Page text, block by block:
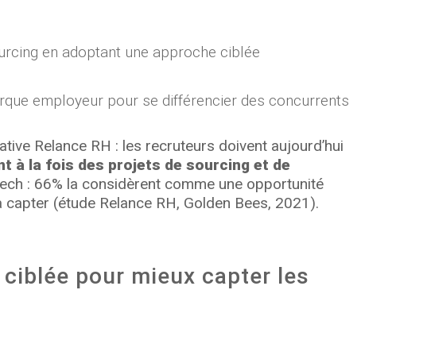
en adoptant une approche ciblée
employeur pour se différencier des concurrents
Relance RH : les recruteurs doivent aujourd’hui
à la fois des projets de sourcing et de
: 66% la considèrent comme une opportunité
(étude Relance RH, Golden Bees, 2021).
pour mieux capter les